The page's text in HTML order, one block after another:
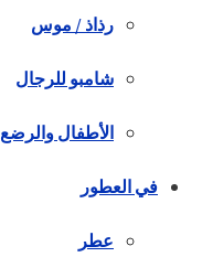
رذاذ / موس
شامبو للرجال
الأطفال والرضع
في العطور
عطر